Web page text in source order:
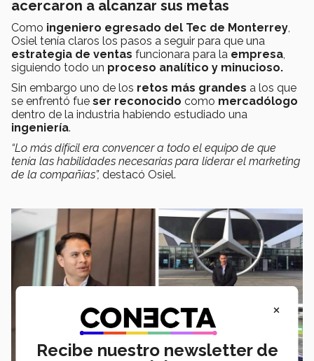
acercaron a alcanzar sus metas
Como ingeniero egresado del Tec de Monterrey,
Osiel tenía claros los pasos a seguir para que una
estrategia de ventas funcionara para la empresa,
siguiendo todo un proceso analítico y minucioso.
Sin embargo uno de los retos más grandes a los que
se enfrentó fue ser reconocido como mercadólogo
dentro de la industria habiendo estudiado una
ingeniería.
“Lo más difícil era convencer a todo el equipo de que
tenía las habilidades necesarias para liderar el marketing
de la compañías”, destacó Osiel.
×
Recibe nuestro newsletter de